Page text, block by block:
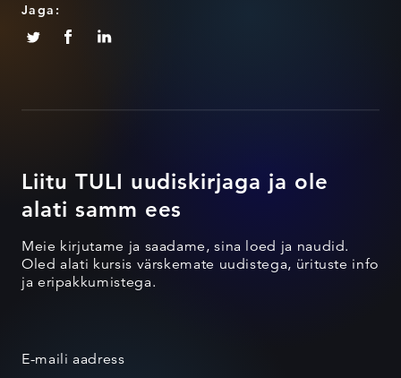
Jaga:
Liitu TULI uudiskirjaga ja ole
alati samm ees
Meie kirjutame ja saadame, sina loed ja naudid.
Oled alati kursis värskemate uudistega, ürituste info
ja eripakkumistega.
E-maili aadress